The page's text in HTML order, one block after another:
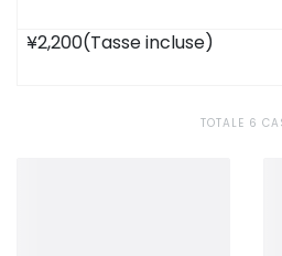
¥2,200(Tasse incluse)
TOTALE 6